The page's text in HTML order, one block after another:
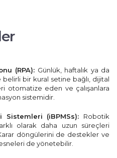
(RPA): Günlük, haftalık ya da
belirli bir kural setine bağlı, dijital
otomatize eden ve çalışanlara
sistemidir.
Sistemleri (iBPMSs): Robotik
olarak daha uzun süreçleri
döngülerini de destekler ve
de yönetebilir.